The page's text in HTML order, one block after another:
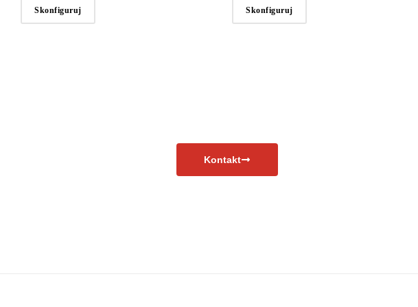
Skonfiguruj Skonfiguruj
Kontakt